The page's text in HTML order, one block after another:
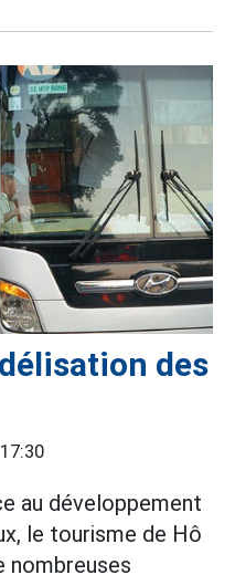
des
au développement
le tourisme de Hô
nombreuses